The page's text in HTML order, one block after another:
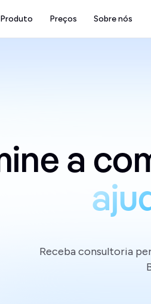
Produto Preços Sobre nós
Receba consultoria